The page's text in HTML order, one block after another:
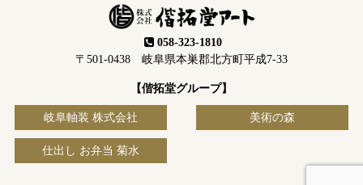
058-323-1810
〒501-0438 岐阜県本巣郡北方町平成7-33
【偕拓堂グループ】
岐阜軸装 株式会社 美術の森
仕出し お弁当 菊水